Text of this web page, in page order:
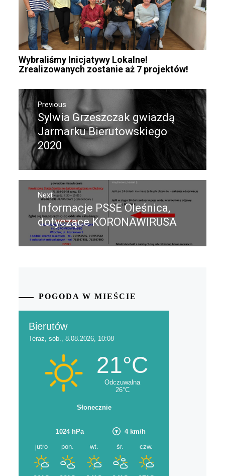
Wybraliśmy Inicjatywy Lokalne!
Zrealizowanych zostanie aż 7 projektów!
Nawigacja
wpisuPrevious
Previous
post:
Sylwia Grzeszczak gwiazdą
Jarmarku Bierutowskiego
2020
Next
Next
post:
Informacje PSSE Oleśnica,
dotyczące KORONAWIRUSA
POGODA W MIEŚCIE